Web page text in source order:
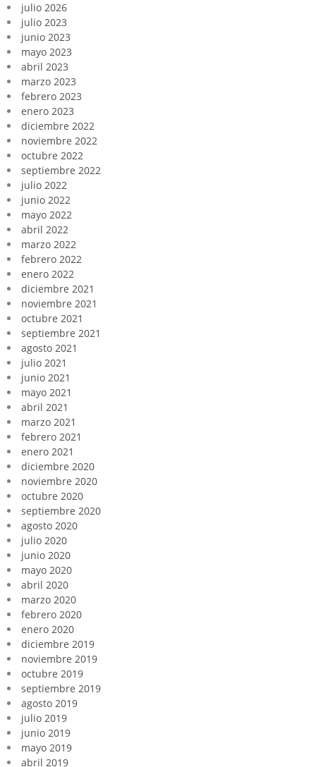
julio 2026
julio 2023
junio 2023
mayo 2023
abril 2023
marzo 2023
febrero 2023
enero 2023
diciembre 2022
noviembre 2022
octubre 2022
septiembre 2022
julio 2022
junio 2022
mayo 2022
abril 2022
marzo 2022
febrero 2022
enero 2022
diciembre 2021
noviembre 2021
octubre 2021
septiembre 2021
agosto 2021
julio 2021
junio 2021
mayo 2021
abril 2021
marzo 2021
febrero 2021
enero 2021
diciembre 2020
noviembre 2020
octubre 2020
septiembre 2020
agosto 2020
julio 2020
junio 2020
mayo 2020
abril 2020
marzo 2020
febrero 2020
enero 2020
diciembre 2019
noviembre 2019
octubre 2019
septiembre 2019
agosto 2019
julio 2019
junio 2019
mayo 2019
abril 2019